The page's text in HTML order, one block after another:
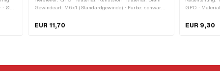
· Ø
Gewindeart: M6x1 (Standardgewinde) · Farbe: schwarz ·
Zähne: 10 Stk. · Gesamtlänge: 175 mm · Ø aussen
EUR 11,70
GPO ·
· Anzahl
EUR 9,30